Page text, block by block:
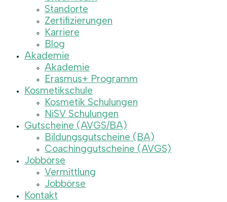
Standorte
Zertifizierungen
Karriere
Blog
Akademie
Akademie
Erasmus+ Programm
Kosmetikschule
Kosmetik Schulungen
NiSV Schulungen
Gutscheine (AVGS/BA)
Bildungsgutscheine (BA)
Coachinggutscheine (AVGS)
Jobbörse
Vermittlung
Jobbörse
Kontakt